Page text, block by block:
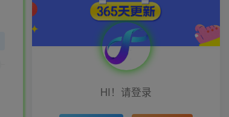
HI！请登录